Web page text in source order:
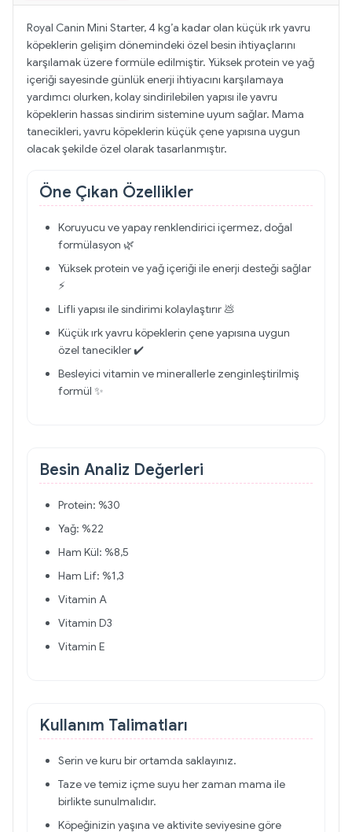
Royal Canin Mini Starter, 4 kg’a kadar olan küçük ırk yavru
köpeklerin gelişim dönemindeki özel besin ihtiyaçlarını
karşılamak üzere formüle edilmiştir. Yüksek protein ve yağ
içeriği sayesinde günlük enerji ihtiyacını karşılamaya
yardımcı olurken, kolay sindirilebilen yapısı ile yavru
köpeklerin hassas sindirim sistemine uyum sağlar. Mama
tanecikleri, yavru köpeklerin küçük çene yapısına uygun
olacak şekilde özel olarak tasarlanmıştır.
Öne Çıkan Özellikler
Koruyucu ve yapay renklendirici içermez, doğal
formülasyon 🌿
Yüksek protein ve yağ içeriği ile enerji desteği sağlar
⚡
Lifli yapısı ile sindirimi kolaylaştırır 💩
Küçük ırk yavru köpeklerin çene yapısına uygun
özel tanecikler ✔️
Besleyici vitamin ve minerallerle zenginleştirilmiş
formül ✨
Besin Analiz Değerleri
Protein: %30
Yağ: %22
Ham Kül: %8,5
Ham Lif: %1,3
Vitamin A
Vitamin D3
Vitamin E
Kullanım Talimatları
Serin ve kuru bir ortamda saklayınız.
Taze ve temiz içme suyu her zaman mama ile
birlikte sunulmalıdır.
Köpeğinizin yaşına ve aktivite seviyesine göre